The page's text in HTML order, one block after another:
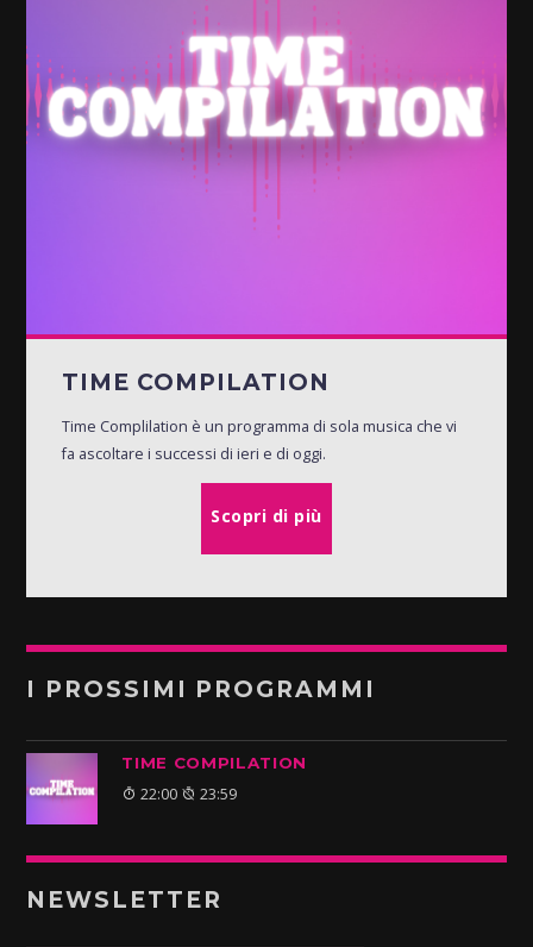
TIME COMPILATION
Time Complilation è un programma di sola musica che vi
fa ascoltare i successi di ieri e di oggi.
Scopri di più
I PROSSIMI PROGRAMMI
TIME COMPILATION
22:00 23:59
NEWSLETTER